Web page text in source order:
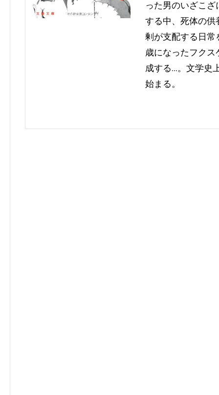
った男のいざこ
する中、死体の供
剰が支配する日常
歳になったフク
成する…。文学史
始まる。